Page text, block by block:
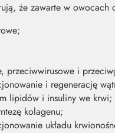
że zawarte w owocach
przeciwwirusowe i
i regenerację
lipidów i insuliny we krwi;
kolagenu;
układu